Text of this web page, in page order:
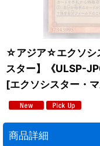
☆アジア☆エクソシ
スター】《ULSP-
[エクソシスター・
商品詳細